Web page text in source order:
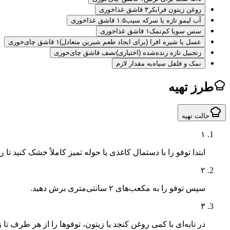
روغن زیتون فرابکر ۳ قاشق غذاخوری
آب لیمو تازه یا سرکه سیب۱.۵ قاشق غذاخوری
سس سویا کم‌نمک۱ قاشق غذاخوری
عسل یا شیره افرا (برای ایجاد طعم شیرین متعادل)۱ قاشق چای‌خوری
زنجبیل تازه رنده‌شده (اختیاری)نصف قاشق چای‌خوری
نمک و فلفل سیاهبه مقدار لازم
طرز تهیه
حالت تهیه
۱
ابتدا توفو را با دستمال کاغذی یا حوله تمیز کاملاً خشک کنید
۲
سپس توفو را به مکعب‌های ۲ سانتی‌متری برش دهید.
۳
در تابه‌ای با کمی روغن کنجد یا زیتون، توفوها را از هر طرف